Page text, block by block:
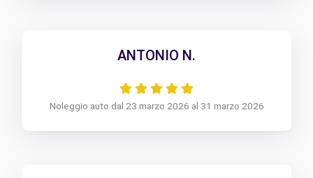
ANTONIO N.
Noleggio auto dal 23 marzo 2026 al 31 marzo 2026